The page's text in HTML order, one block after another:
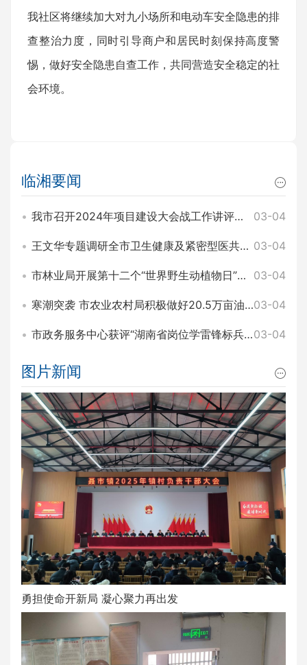
我社区将继续加大对九小场所和电动车安全隐患的排
查整治力度，同时引导商户和居民时刻保持高度警
惕，做好安全隐患自查工作，共同营造安全稳定的社
会环境。
临湘要闻
我市召开2024年项目建设大会战工作讲评暨2025年园区项目建设大会战工作动员会 王文华 刘琦出席 03-04
王文华专题调研全市卫生健康及紧密型医共体建设工作 刘琦参加 03-04
市林业局开展第十二个“世界野生动植物日”主题宣传活动 03-04
寒潮突袭 市农业农村局积极做好20.5万亩油菜田间管理和防寒工作03-04
市政务服务中心获评“湖南省岗位学雷锋标兵集体”称号03-04
图片新闻
勇担使命开新局 凝心聚力再出发